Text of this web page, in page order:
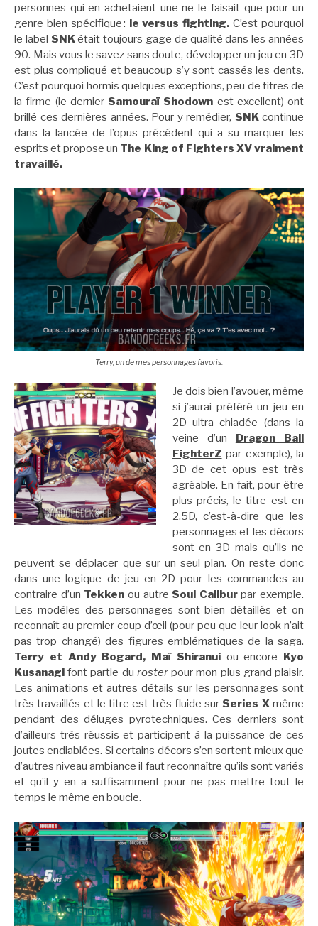
personnes qui en achetaient une ne le faisait que pour un
genre bien spécifique : le versus fighting.C’est pourquoi
le label SNKétait toujours gage de qualité dans les années
90. Mais vous le savez sans doute, développer un jeu en 3D
est plus compliqué et beaucoup s’y sont cassés les dents.
C’est pourquoi hormis quelques exceptions, peu de titres de
la firme (le dernier Samouraï Shodown est excellent) ont
brillé ces dernières années. Pour y remédier, SNK continue
dans la lancée de l’opus précédent qui a su marquer les
esprits et propose un The King of Fighters XV vraiment
travaillé.
Terry, un de mes personnages favoris.
Je dois bien l’avouer, même
si j’aurai préféré un jeu en
2D ultra chiadée (dans la
veine d’un Dragon Ball
FighterZ par exemple), la
3D de cet opus est très
agréable. En fait, pour être
plus précis, le titre est en
2,5D, c’est-à-dire que les
personnages et les décors
sont en 3D mais qu’ils ne
peuvent se déplacer que sur un seul plan. On reste donc
dans une logique de jeu en 2D pour les commandes au
contraire d’un Tekken ou autre Soul Calibur par exemple.
Les modèles des personnages sont bien détaillés et on
reconnaît au premier coup d’œil (pour peu que leur look n’ait
pas trop changé) des figures emblématiques de la saga.
Terry et Andy Bogard, Maï Shiranui ou encore Kyo
Kusanagifont partie du rosterpour mon plus grand plaisir.
Les animations et autres détails sur les personnages sont
très travaillés et le titre est très fluide sur Series Xmême
pendant des déluges pyrotechniques. Ces derniers sont
d’ailleurs très réussis et participent à la puissance de ces
joutes endiablées. Si certains décors s’en sortent mieux que
d’autres niveau ambiance il faut reconnaître qu’ils sont variés
et qu’il y en a suffisamment pour ne pas mettre tout le
temps le même en boucle.